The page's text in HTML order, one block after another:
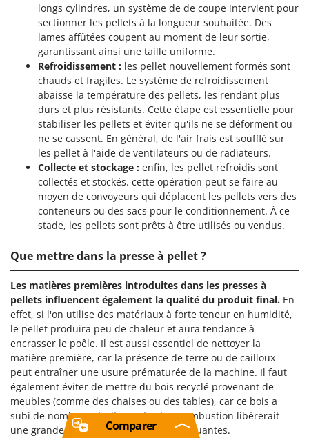
longs cylindres, un système de de coupe intervient pour
sectionner les pellets à la longueur souhaitée. Des
lames affûtées coupent au moment de leur sortie,
garantissant ainsi une taille uniforme.
Refroidissement : les pellet nouvellement formés sont
chauds et fragiles. Le système de refroidissement
abaisse la température des pellets, les rendant plus
durs et plus résistants. Cette étape est essentielle pour
stabiliser les pellets et éviter qu'ils ne se déforment ou
ne se cassent. En général, de l'air frais est soufflé sur
les pellet à l'aide de ventilateurs ou de radiateurs.
Collecte et stockage : enfin, les pellet refroidis sont
collectés et stockés. cette opération peut se faire au
moyen de convoyeurs qui déplacent les pellets vers des
conteneurs ou des sacs pour le conditionnement. À ce
stade, les pellets sont prêts à être utilisés ou vendus.
Que mettre dans la presse à pellet ?
Les matières premières introduites dans les presses à
pellets influencent également la qualité du produit final. En
effet, si l'on utilise des matériaux à forte teneur en humidité,
le pellet produira peu de chaleur et aura tendance à
encrasser le poêle. Il est aussi essentiel de nettoyer la
matière première, car la présence de terre ou de cailloux
peut entraîner une usure prématurée de la machine. Il faut
également éviter de mettre du bois recyclé provenant de
meubles (comme des chaises ou des tables), car ce bois a
subi de nombreux traitements et sa combustion libérerait
une grande quantité de substances polluantes.
Comparer